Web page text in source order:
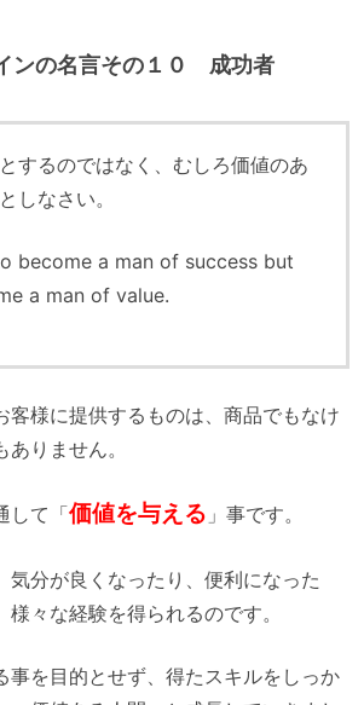
ンの名言その１０ 成功者
するのではなく、むしろ価値のあ
しなさい。
become a man of success but
a man of value.
客様に提供するものは、商品でもなけ
りません。
して「価値を与える 」事です。
気分が良くなったり、便利になった
様々な経験を得られるのです。
事を目的とせず、得たスキルをしっか